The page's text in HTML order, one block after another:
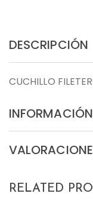
DESCRIPCIÓN
CUCHILLO
RELATED